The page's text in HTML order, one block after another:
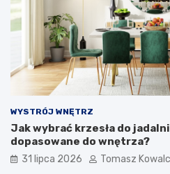
WYSTRÓJ WNĘTRZ
Jak wybrać krzesła do
dopasowane do wnętrza?
31 lipca 2026 Tomasz